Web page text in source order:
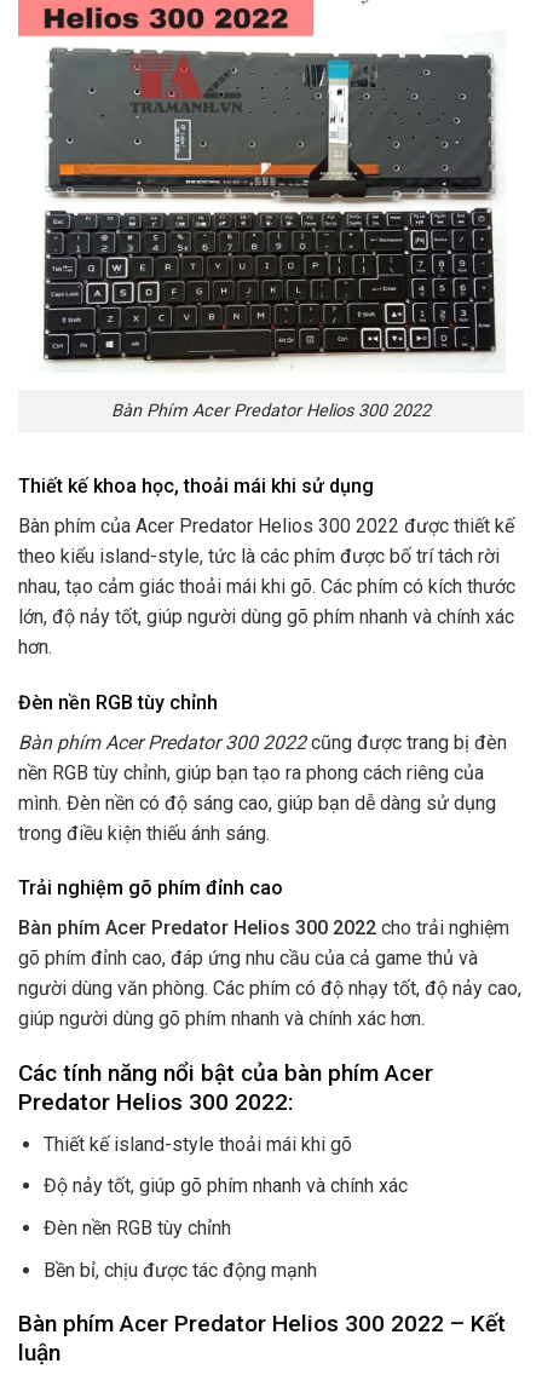
Bàn Phím Acer Predator Helios 300 2022
Thiết kế khoa học, thoải mái khi sử dụng
Bàn phím của Acer Predator Helios 300 2022 được thiết kế
theo kiểu island-style, tức là các phím được bố trí tách rời
nhau, tạo cảm giác thoải mái khi gõ. Các phím có kích thước
lớn, độ nảy tốt, giúp người dùng gõ phím nhanh và chính xác
hơn.
Đèn nền RGB tùy chỉnh
Bàn phím Acer Predator 300 2022cũng được trang bị đèn
nền RGB tùy chỉnh, giúp bạn tạo ra phong cách riêng của
mình. Đèn nền có độ sáng cao, giúp bạn dễ dàng sử dụng
trong điều kiện thiếu ánh sáng.
Trải nghiệm gõ phím đỉnh cao
Bàn phím Acer Predator Helios 300 2022 cho trải nghiệm
gõ phím đỉnh cao, đáp ứng nhu cầu của cả game thủ và
người dùng văn phòng. Các phím có độ nhạy tốt, độ nảy cao,
giúp người dùng gõ phím nhanh và chính xác hơn.
Các tính năng nổi bật của bàn phím Acer
Predator Helios 300 2022:
Thiết kế island-style thoải mái khi gõ
Độ nảy tốt, giúp gõ phím nhanh và chính xác
Đèn nền RGB tùy chỉnh
Bền bỉ, chịu được tác động mạnh
Bàn phím Acer Predator Helios 300 2022 – Kết
luận